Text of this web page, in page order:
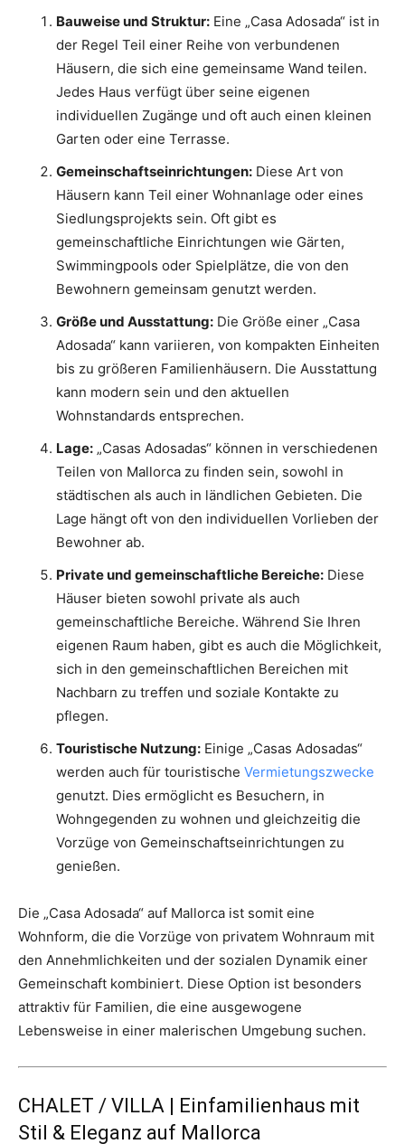
Bauweise und Struktur: Eine „Casa Adosada“ ist in
der Regel Teil einer Reihe von verbundenen
Häusern, die sich eine gemeinsame Wand teilen.
Jedes Haus verfügt über seine eigenen
individuellen Zugänge und oft auch einen kleinen
Garten oder eine Terrasse.
Gemeinschaftseinrichtungen: Diese Art von
Häusern kann Teil einer Wohnanlage oder eines
Siedlungsprojekts sein. Oft gibt es
gemeinschaftliche Einrichtungen wie Gärten,
Swimmingpools oder Spielplätze, die von den
Bewohnern gemeinsam genutzt werden.
Größe und Ausstattung: Die Größe einer „Casa
Adosada“ kann variieren, von kompakten Einheiten
bis zu größeren Familienhäusern. Die Ausstattung
kann modern sein und den aktuellen
Wohnstandards entsprechen.
Lage: „Casas Adosadas“ können in verschiedenen
Teilen von Mallorca zu finden sein, sowohl in
städtischen als auch in ländlichen Gebieten. Die
Lage hängt oft von den individuellen Vorlieben der
Bewohner ab.
Private und gemeinschaftliche Bereiche: Diese
Häuser bieten sowohl private als auch
gemeinschaftliche Bereiche. Während Sie Ihren
eigenen Raum haben, gibt es auch die Möglichkeit,
sich in den gemeinschaftlichen Bereichen mit
Nachbarn zu treffen und soziale Kontakte zu
pflegen.
Touristische Nutzung: Einige „Casas Adosadas“
werden auch für touristische Vermietungszwecke
genutzt. Dies ermöglicht es Besuchern, in
Wohngegenden zu wohnen und gleichzeitig die
Vorzüge von Gemeinschaftseinrichtungen zu
genießen.
Die „Casa Adosada“ auf Mallorca ist somit eine
Wohnform, die die Vorzüge von privatem Wohnraum mit
den Annehmlichkeiten und der sozialen Dynamik einer
Gemeinschaft kombiniert. Diese Option ist besonders
attraktiv für Familien, die eine ausgewogene
Lebensweise in einer malerischen Umgebung suchen.
CHALET / VILLA | Einfamilienhaus mit
Stil & Eleganz auf Mallorca